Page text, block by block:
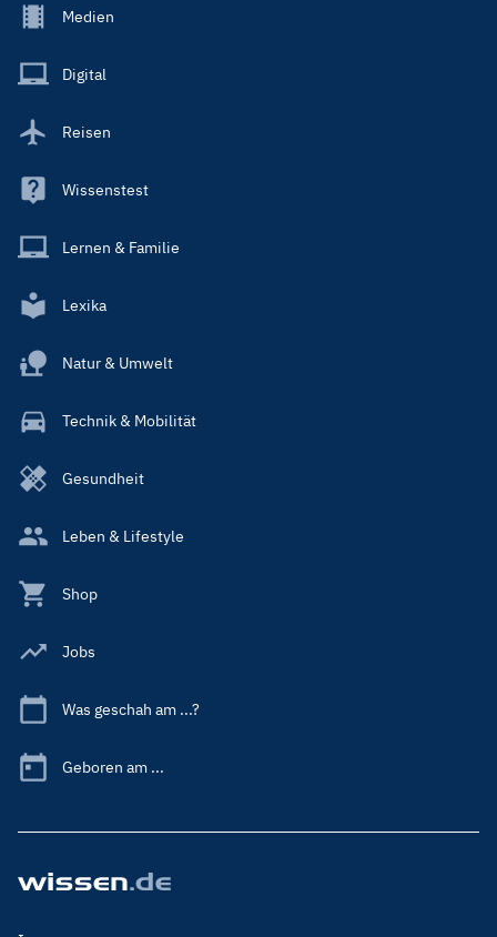
Footer
Main
Medien
Digital
Reisen
Wissenstest
Lernen & Familie
Lexika
Natur & Umwelt
Technik & Mobilität
Gesundheit
Leben & Lifestyle
Shop
Jobs
Was geschah am ...?
Geboren am ...